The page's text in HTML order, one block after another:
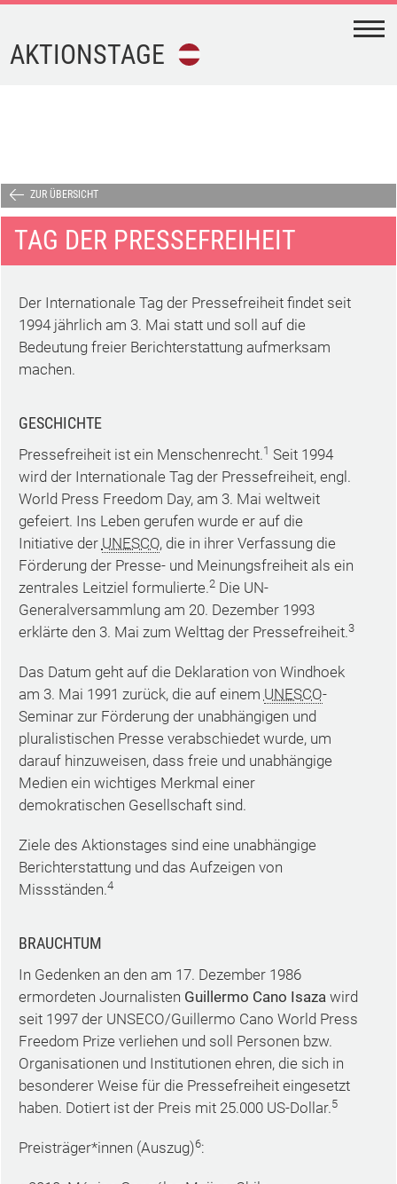
AKTIONSTAGE
KALENDER-
DOWNLOAD
TERMINE
IMPRESSUM
AKTIONSTAGE
ZUR ÜBERSICHT
TAG DER PRESSEFREIHEIT
Der Internationale Tag der Pressefreiheit findet seit
1994 jährlich am 3. Mai statt und soll auf die
Bedeutung freier Berichterstattung aufmerksam
machen.
GESCHICHTE
Pressefreiheit ist ein Menschenrecht.1 Seit 1994
wird der Internationale Tag der Pressefreiheit, engl.
World Press Freedom Day, am 3. Mai weltweit
gefeiert. Ins Leben gerufen wurde er auf die
Initiative der UNESCO, die in ihrer Verfassung die
Förderung der Presse- und Meinungsfreiheit als ein
zentrales Leitziel formulierte.2Die UN-
Generalversammlung am 20. Dezember 1993
erklärte den 3. Mai zum Welttag der Pressefreiheit.3
Das Datum geht auf die Deklaration von Windhoek
am 3. Mai 1991 zurück, die auf einem UNESCO-
Seminar zur Förderung der unabhängigen und
pluralistischen Presse verabschiedet wurde, um
darauf hinzuweisen, dass freie und unabhängige
Medien ein wichtiges Merkmal einer
demokratischen Gesellschaft sind.
Ziele des Aktionstages sind eine unabhängige
Berichterstattung und das Aufzeigen von
Missständen.4
BRAUCHTUM
In Gedenken an den am 17. Dezember 1986
ermordeten Journalisten Guillermo Cano Isazawird
seit 1997 der UNSECO/Guillermo Cano World Press
Freedom Prize verliehen und soll Personen bzw.
Organisationen und Institutionen ehren, die sich in
besonderer Weise für die Pressefreiheit eingesetzt
haben. Dotiert ist der Preis mit 25.000 US-Dollar.5
Preisträger*innen (Auszug)6: